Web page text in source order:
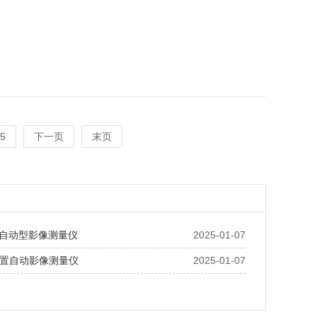
5 下一页 末页
2025-01-07
动型影像测量仪
2025-01-07
自动影像测量仪